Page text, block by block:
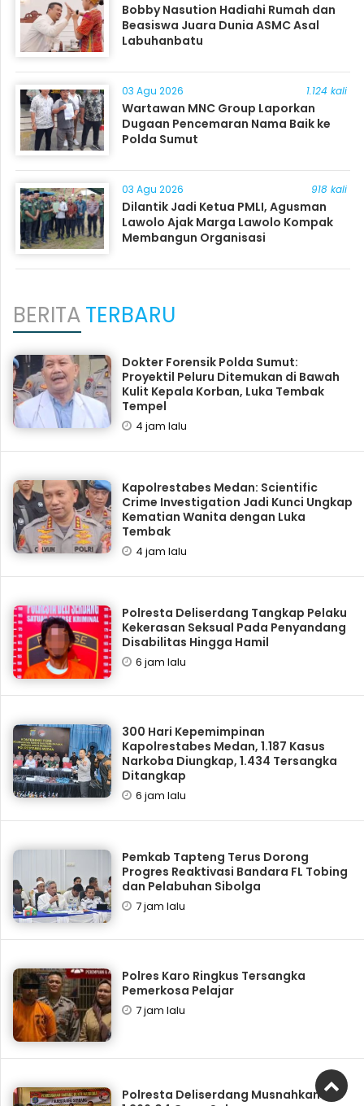
Bobby Nasution Hadiahi Rumah dan
Beasiswa Juara Dunia ASMC Asal
Labuhanbatu
03 Agu 2026 1.124 kali
Wartawan MNC Group Laporkan
Dugaan Pencemaran Nama Baik ke
Polda Sumut
03 Agu 2026 918 kali
Dilantik Jadi Ketua PMLI, Agusman
Lawolo Ajak Marga Lawolo Kompak
Membangun Organisasi
BERITATERBARU
Dokter Forensik Polda Sumut:
Proyektil Peluru Ditemukan di Bawah
Kulit Kepala Korban, Luka Tembak
Tempel
4 jam lalu
Kapolrestabes Medan: Scientific
Crime Investigation Jadi Kunci Ungkap
Kematian Wanita dengan Luka
Tembak
4 jam lalu
Polresta Deliserdang Tangkap Pelaku
Kekerasan Seksual Pada Penyandang
Disabilitas Hingga Hamil
6 jam lalu
300 Hari Kepemimpinan
Kapolrestabes Medan, 1.187 Kasus
Narkoba Diungkap, 1.434 Tersangka
Ditangkap
6 jam lalu
Pemkab Tapteng Terus Dorong
Progres Reaktivasi Bandara FL Tobing
dan Pelabuhan Sibolga
7 jam lalu
Polres Karo Ringkus Tersangka
Pemerkosa Pelajar
7 jam lalu
Polresta Deliserdang Musnahkan